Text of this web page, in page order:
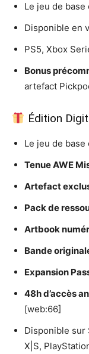
Le jeu de base
Disponible en
PS5, Xbox
Bonus
artefact
Édition
Le jeu de base
Tenue AWE
Artefact
Pack de
Artbook
Bande
Expansion
48h d’accès
[web:66]
Disponible sur
X|S,